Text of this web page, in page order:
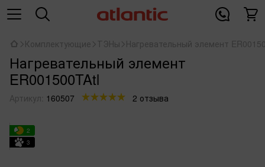
Комплектующие ТЭНы Нагревательный элемент
Нагревательный элемент
ER001500TAtl
Артикул: 160507 2 отзыва
2
3